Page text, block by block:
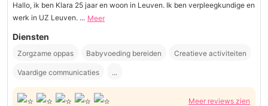
Hallo, ik ben Klara 25 jaar en woon in Leuven. Ik ben verpleegkundige en
werk in UZ Leuven. ... Meer
Diensten
Zorgzame oppas Babyvoeding bereiden Creatieve activiteiten
Vaardige communicaties ...
Meer reviews zien